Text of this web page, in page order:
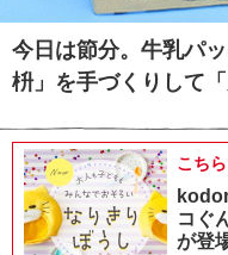
今日は節分。牛乳パ
枡」を手づくりして
こち
コぐ
が登